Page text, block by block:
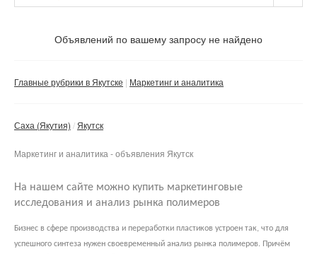
Частное лицо
Объявлений по вашему запросу не найдено
Главные рубрики в Якутске Маркетинг и аналитика
Саха (Якутия) Якутск
Маркетинг и аналитика - объявления Якутск
На нашем сайте можно купить маркетинговые
исследования и анализ рынка полимеров
Бизнес в сфере производства и переработки пластиков устроен так, что для
успешного синтеза нужен своевременный анализ рынка полимеров. Причём